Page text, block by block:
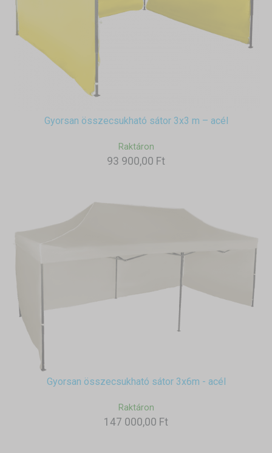
Gyorsan összecsukható sátor 3x3 m – acél
Raktáron
93 900,00 Ft
Gyorsan összecsukható sátor 3x6m - acél
Raktáron
147 000,00 Ft